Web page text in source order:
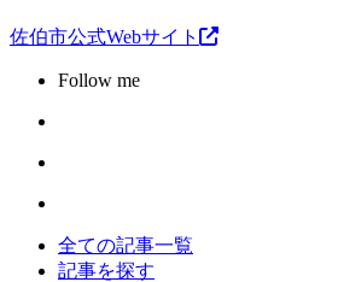
佐伯市公式Webサイト
Follow me
全ての記事一覧
記事を探す